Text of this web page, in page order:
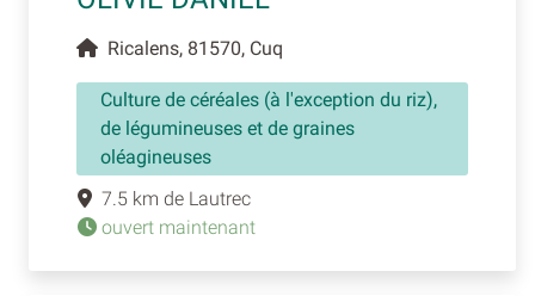
Ricalens, 81570, Cuq
Culture de céréales (à l'exception du riz),
de légumineuses et de graines
oléagineuses
7.5 km de Lautrec
ouvert maintenant